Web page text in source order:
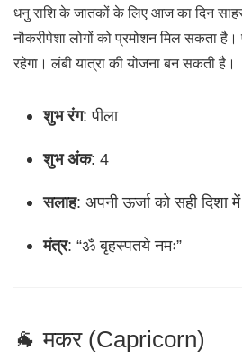
धनु राशि के जातकों के लिए आज का दिन
नौकरीपेशा लोगों को प्रमोशन मिल सकता है।
रहेगा। लंबी यात्रा की योजना बन सकती है।
शुभ रंग: पीला
शुभ अंक: 4
सलाह: अपनी ऊर्जा को सही दिशा
मंत्र: “ॐ बृहस्पतये नमः”
🐐 मकर (Capricorn)